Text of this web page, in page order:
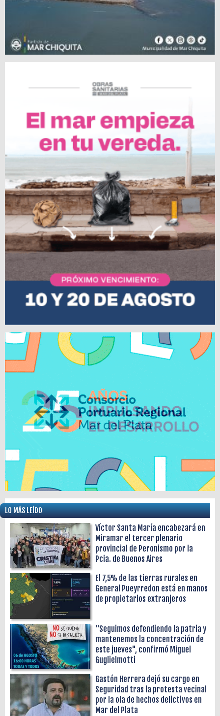
LO MÁS LEÍDO
Víctor Santa María encabezará en
Miramar el tercer plenario
provincial de Peronismo por la
Pcia. de Buenos Aires
El 7,5% de las tierras rurales en
General Pueyrredon está en manos
de propietarios extranjeros
"Seguimos defendiendo la patria y
mantenemos la concentración de
este jueves", confirmó Miguel
Guglielmotti
Gastón Herrera dejó su cargo en
Seguridad tras la protesta vecinal
por la ola de hechos delictivos en
Mar del Plata